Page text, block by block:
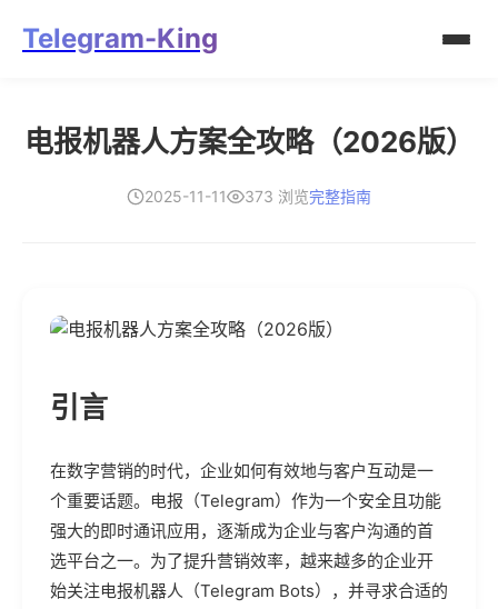
Telegram-King
电报机器人方案全攻略（2026版）
2025-11-11 373 浏览完整指南
引言
在数字营销的时代，企业如何有效地与客户互动是一
个重要话题。电报（Telegram）作为一个安全且功能
强大的即时通讯应用，逐渐成为企业与客户沟通的首
选平台之一。为了提升营销效率，越来越多的企业开
始关注电报机器人（Telegram Bots），并寻求合适的